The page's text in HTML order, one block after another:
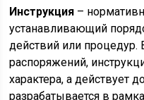
Инструкция –
устанавливающий
действий или процедур.
распоряжений,
характера, а действует
разрабатывается в